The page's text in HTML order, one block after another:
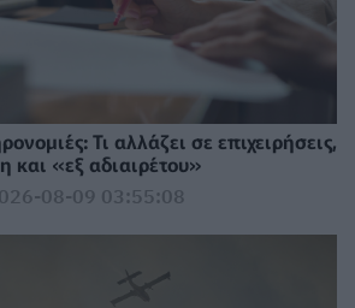
Τι αλλάζει σε επιχειρήσεις,
και «εξ αδιαιρέτου»
08-09 03:55:08